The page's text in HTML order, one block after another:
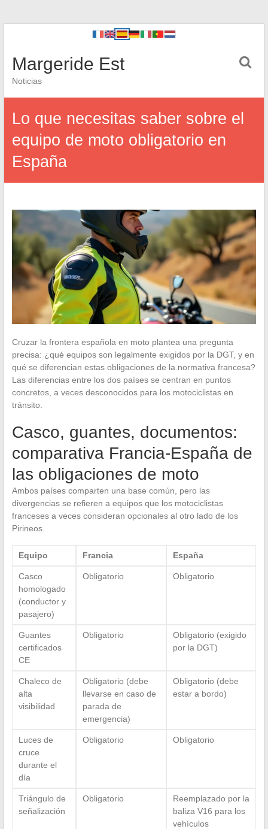
Margeride Est
Noticias
Lo que necesitas saber sobre el
equipo de moto obligatorio en
España
Cruzar la frontera española en moto plantea una pregunta
precisa: ¿qué equipos son legalmente exigidos por la DGT, y en
qué se diferencian estas obligaciones de la normativa francesa?
Las diferencias entre los dos países se centran en puntos
concretos, a veces desconocidos para los motociclistas en
tránsito.
Casco, guantes, documentos:
comparativa Francia-España de
las obligaciones de moto
Ambos países comparten una base común, pero las
divergencias se refieren a equipos que los motociclistas
franceses a veces consideran opcionales al otro lado de los
Pirineos.
Equipo Francia España
Casco
homologado
(conductor y
pasajero)
Obligatorio Obligatorio
Guantes
certificados
CE
Obligatorio
Obligatorio (exigido
por la DGT)
Chaleco de
alta
visibilidad
Obligatorio (debe
llevarse en caso de
parada de
emergencia)
Obligatorio (debe
estar a bordo)
Luces de
cruce
durante el
día
Obligatorio Obligatorio
Triángulo de
señalización
Obligatorio
Reemplazado por la
baliza V16 para los
vehículos